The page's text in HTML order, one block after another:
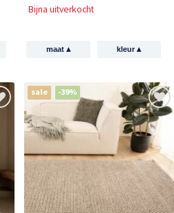
Bijna uitverkocht
maat ▴ kleur▴
sale -39%